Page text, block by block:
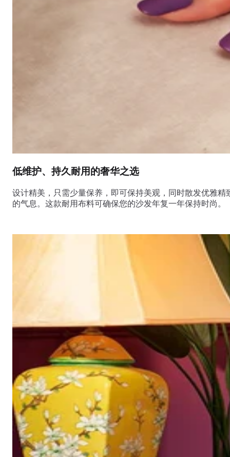
低维护、持久耐用的奢华之选
设计精美，只需少量保养，即可保持美观，同时散发优雅精
的气息。这款耐用布料可确保您的沙发年复一年保持时尚。